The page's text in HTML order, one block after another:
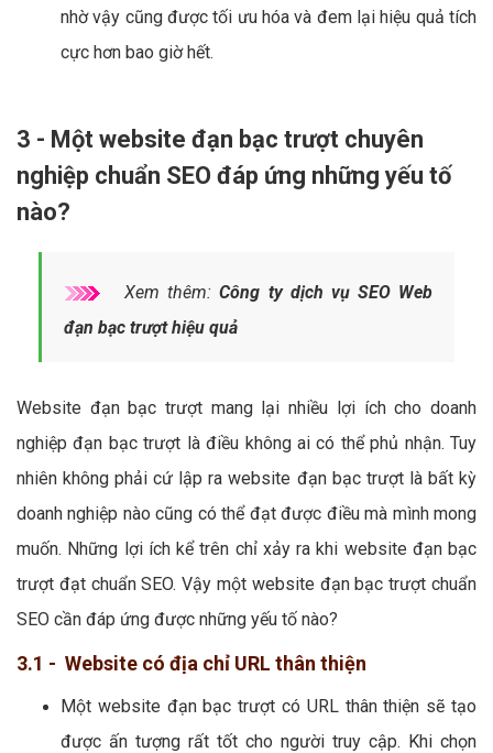
nhờ vậy cũng được tối ưu hóa và đem lại hiệu quả tích
cực hơn bao giờ hết.
3 - Một website đạn bạc trượt chuyên
nghiệp chuẩn SEO đáp ứng những yếu tố
nào?
Xem thêm:Công ty dịch vụ SEO Web
đạn bạc trượt hiệu quả
Website đạn bạc trượt mang lại nhiều lợi ích cho doanh
nghiệp đạn bạc trượt là điều không ai có thể phủ nhận. Tuy
nhiên không phải cứ lập ra website đạn bạc trượt là bất kỳ
doanh nghiệp nào cũng có thể đạt được điều mà mình mong
muốn. Những lợi ích kể trên chỉ xảy ra khi website đạn bạc
trượt đạt chuẩn SEO. Vậy một website đạn bạc trượt chuẩn
SEO cần đáp ứng được những yếu tố nào?
3.1 - Website có địa chỉ URL thân thiện
Một website đạn bạc trượt có URL thân thiện sẽ tạo
được ấn tượng rất tốt cho người truy cập. Khi chọn